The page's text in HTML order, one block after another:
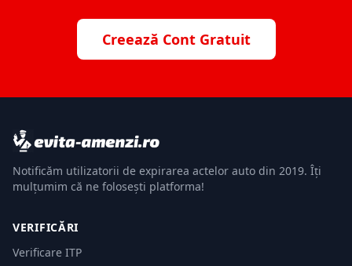
Creează Cont Gratuit
Notificăm utilizatorii de expirarea actelor auto din 2019. Îți
mulțumim că ne folosești platforma!
VERIFICĂRI
Verificare ITP